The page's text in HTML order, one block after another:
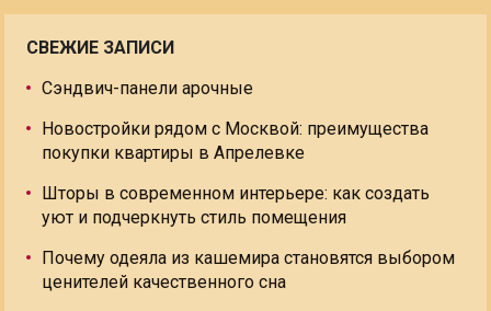
СВЕЖИЕ ЗАПИСИ
Сэндвич-панели арочные
Новостройки рядом с Москвой: преимущества
покупки квартиры в Апрелевке
Шторы в современном интерьере: как создать
уют и подчеркнуть стиль помещения
Почему одеяла из кашемира становятся выбором
ценителей качественного сна